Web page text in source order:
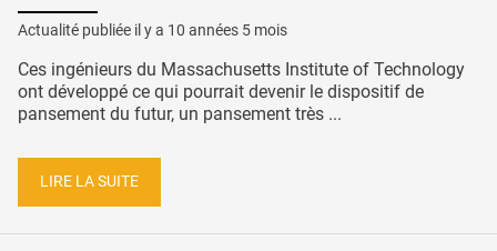
Actualité publiée il y a 10 années 5 mois
Ces ingénieurs du Massachusetts Institute of Technology
ont développé ce qui pourrait devenir le dispositif de
pansement du futur, un pansement très ...
LIRE LA SUITE